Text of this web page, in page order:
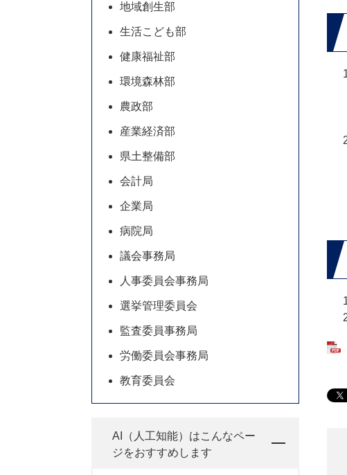
地域創生部
生活こども部
健康福祉部
環境森林部
農政部
産業経済部
県土整備部
会計局
企業局
病院局
議会事務局
人事委員会事務局
選挙管理委員会
監査委員事務局
労働委員会事務局
教育委員会
AI（人工知能）はこんなペー
ジをおすすめします